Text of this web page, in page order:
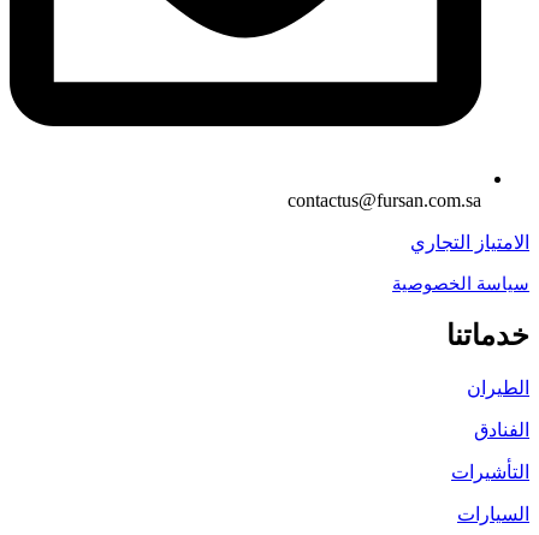
contactus@fursan.com.sa
الامتياز التجاري
سياسة الخصوصية
خدماتنا
الطيران
الفنادق
التأشيرات
السيارات